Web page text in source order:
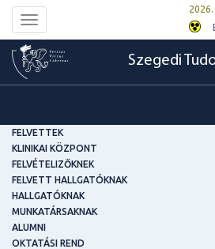
Toggle
navigation
Szegedi
FELVETTEK
KLINIKAI KÖZPONT
FELVÉTELIZŐKNEK
FELVETT HALLGATÓKNAK
HALLGATÓKNAK
MUNKATÁRSAKNAK
ALUMNI
OKTATÁSI REND